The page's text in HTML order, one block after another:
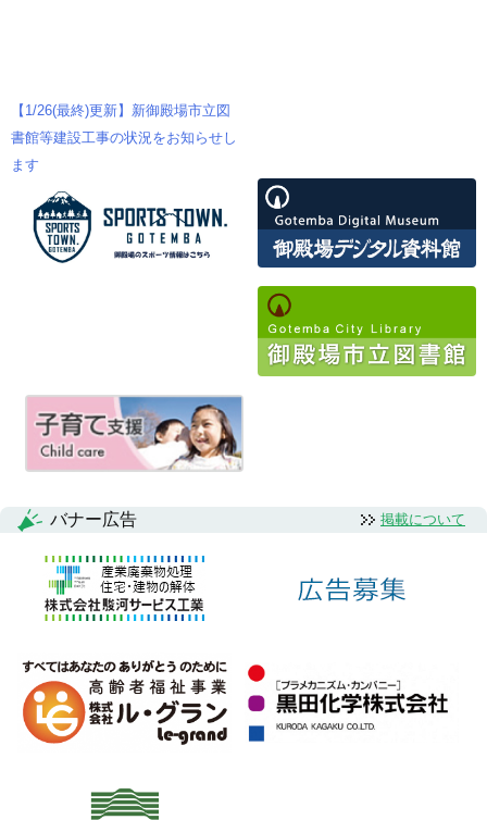
投
稿
ン
【1/26(最終)更新】新御殿場市立図
書館等建設工事の状況をお知らせし
ます
バナー広告 掲載について